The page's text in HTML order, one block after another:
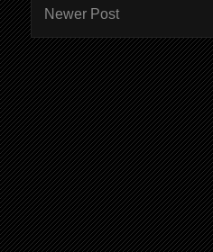
Newer Post